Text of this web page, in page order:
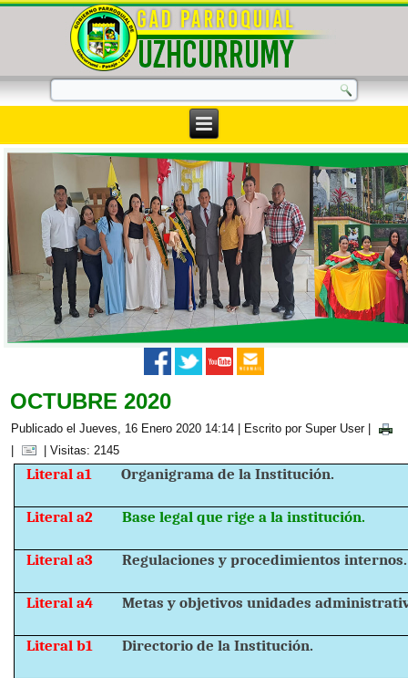
OCTUBRE 2020
Publicado el Jueves, 16 Enero 2020 14:14 Escrito por Super User|
|
| Visitas: 2145
Literal a1 Organigrama de la Institución.
Literal a2 Base legal que rige a la institución.
Literal a3 Regulaciones y procedimientos internos.
Literal a4 Metas y objetivos unidades
Literal b1 Directorio de la Institución.